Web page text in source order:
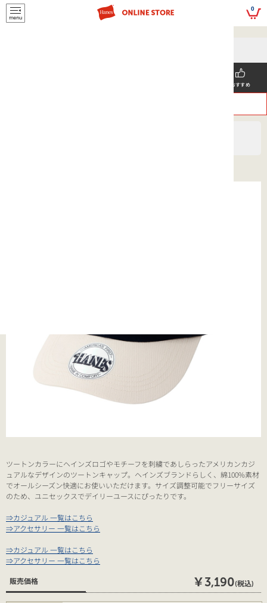
script> 0
おすすめ
ツートンカラーにヘインズロゴやモチーフを刺繍であしらったアメリカンカジ
ュアルなデザインのツートンキャップ。ヘインズブランドらしく、綿100%素材
でオールシーズン快適にお使いいただけます。サイズ調整可能でフリーサイズ
のため、ユニセックスでデイリーユースにぴったりです。
⇒カジュアル 一覧はこちら
⇒アクセサリー 一覧はこちら
⇒カジュアル 一覧はこちら
⇒アクセサリー 一覧はこちら
販売価格 ￥3,190(税込)